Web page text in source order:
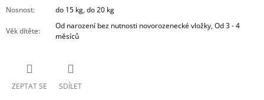
Nosnost: do 15 kg, do 20 kg
Věk dítěte:
Od narození bez nutnosti novorozenecké vložky, Od 3 - 4
měsíců
ZEPTAT SE SDÍLET